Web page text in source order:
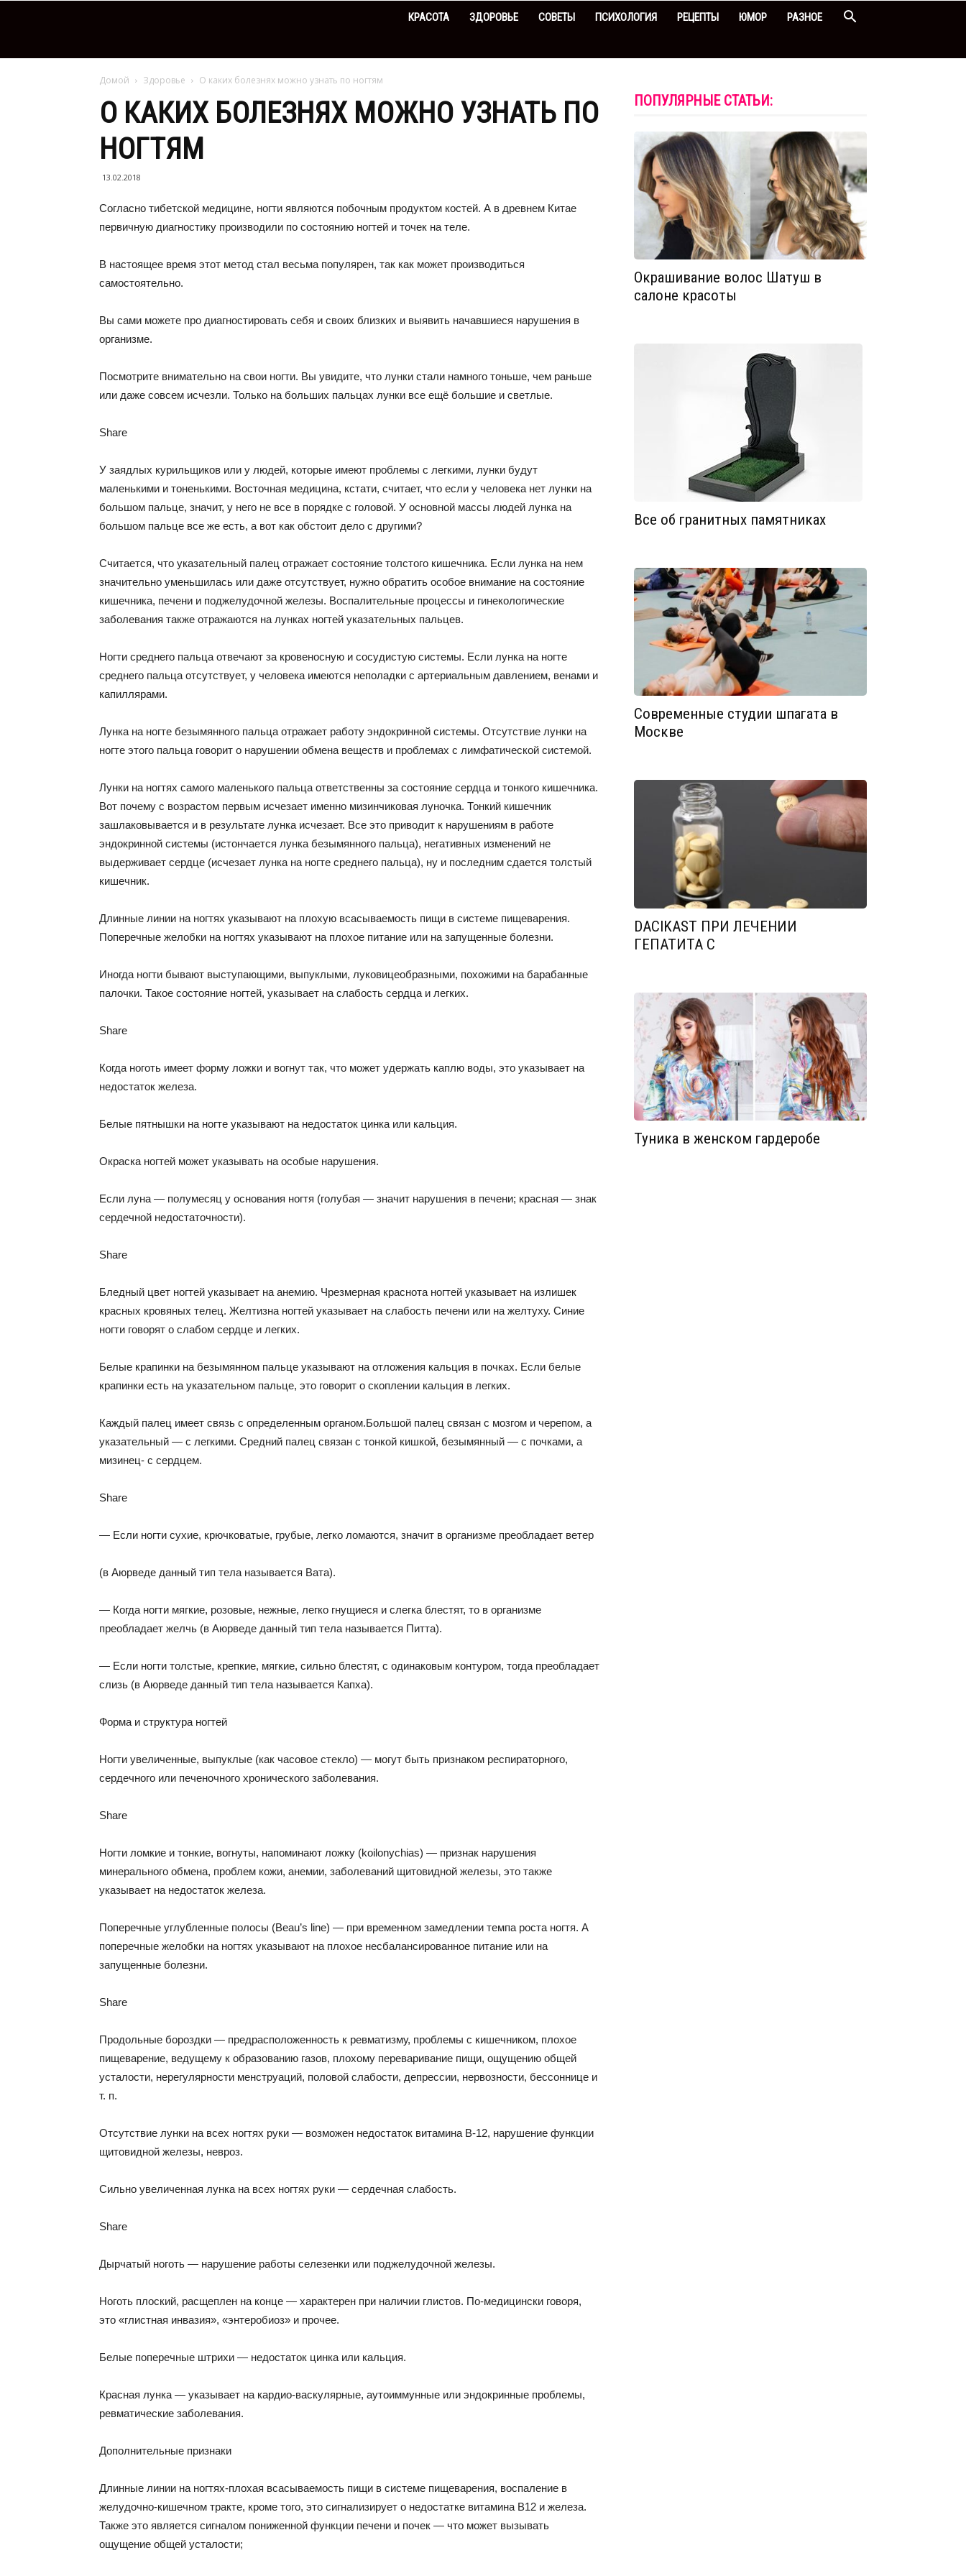
КРАСОТА ЗДОРОВЬЕ СОВЕТЫ ПСИХОЛОГИЯ РЕЦЕПТЫ ЮМОР РАЗНОЕ
Домой Здоровье О каких болезнях можно узнать по ногтям
О КАКИХ БОЛЕЗНЯХ МОЖНО УЗНАТЬ ПО
НОГТЯМ
13.02.2018
Согласно тибетской медицине, ногти являются побочным продуктом костей. А в древнем Китае
первичную диагностику производили по состоянию ногтей и точек на теле.
В настоящее время этот метод стал весьма популярен, так как может производиться
самостоятельно.
Вы сами можете про диагностировать себя и своих близких и выявить начавшиеся нарушения в
организме.
Посмотрите внимательно на свои ногти. Вы увидите, что лунки стали намного тоньше, чем раньше
или даже совсем исчезли. Только на больших пальцах лунки все ещё большие и светлые.
Share
У заядлых курильщиков или у людей, которые имеют проблемы с легкими, лунки будут
маленькими и тоненькими. Восточная медицина, кстати, считает, что если у человека нет лунки на
большом пальце, значит, у него не все в порядке с головой. У основной массы людей лунка на
большом пальце все же есть, а вот как обстоит дело с другими?
Считается, что указательный палец отражает состояние толстого кишечника. Если лунка на нем
значительно уменьшилась или даже отсутствует, нужно обратить особое внимание на состояние
кишечника, печени и поджелудочной железы. Воспалительные процессы и гинекологические
заболевания также отражаются на лунках ногтей указательных пальцев.
Ногти среднего пальца отвечают за кровеносную и сосудистую системы. Если лунка на ногте
среднего пальца отсутствует, у человека имеются неполадки с артериальным давлением, венами и
капиллярами.
Лунка на ногте безымянного пальца отражает работу эндокринной системы. Отсутствие лунки на
ногте этого пальца говорит о нарушении обмена веществ и проблемах с лимфатической системой.
Лунки на ногтях самого маленького пальца ответственны за состояние сердца и тонкого кишечника.
Вот почему с возрастом первым исчезает именно мизинчиковая луночка. Тонкий кишечник
зашлаковывается и в результате лунка исчезает. Все это приводит к нарушениям в работе
эндокринной системы (истончается лунка безымянного пальца), негативных изменений не
выдерживает сердце (исчезает лунка на ногте среднего пальца), ну и последним сдается толстый
кишечник.
Длинные линии на ногтях указывают на плохую всасываемость пищи в системе пищеварения.
Поперечные желобки на ногтях указывают на плохое питание или на запущенные болезни.
Иногда ногти бывают выступающими, выпуклыми, луковицеобразными, похожими на барабанные
палочки. Такое состояние ногтей, указывает на слабость сердца и легких.
Share
Когда ноготь имеет форму ложки и вогнут так, что может удержать каплю воды, это указывает на
недостаток железа.
Белые пятнышки на ногте указывают на недостаток цинка или кальция.
Окраска ногтей может указывать на особые нарушения.
Если луна — полумесяц у основания ногтя (голубая — значит нарушения в печени; красная — знак
сердечной недостаточности).
Share
Бледный цвет ногтей указывает на анемию. Чрезмерная краснота ногтей указывает на излишек
красных кровяных телец. Желтизна ногтей указывает на слабость печени или на желтуху. Синие
ногти говорят о слабом сердце и легких.
Белые крапинки на безымянном пальце указывают на отложения кальция в почках. Если белые
крапинки есть на указательном пальце, это говорит о скоплении кальция в легких.
Каждый палец имеет связь с определенным органом.Большой палец связан с мозгом и черепом, а
указательный — с легкими. Средний палец связан с тонкой кишкой, безымянный — с почками, а
мизинец- с сердцем.
Share
— Если ногти сухие, крючковатые, грубые, легко ломаются, значит в организме преобладает ветер
(в Аюрведе данный тип тела называется Вата).
— Когда ногти мягкие, розовые, нежные, легко гнущиеся и слегка блестят, то в организме
преобладает желчь (в Аюрведе данный тип тела называется Питта).
— Если ногти толстые, крепкие, мягкие, сильно блестят, с одинаковым контуром, тогда преобладает
слизь (в Аюрведе данный тип тела называется Капха).
Форма и структура ногтей
Ногти увеличенные, выпуклые (как часовое стекло) — могут быть признаком респираторного,
сердечного или печеночного хронического заболевания.
Share
Ногти ломкие и тонкие, вогнуты, напоминают ложку (koilonychias) — признак нарушения
минерального обмена, проблем кожи, анемии, заболеваний щитовидной железы, это также
указывает на недостаток железа.
Поперечные углубленные полосы (Beau’s line) — при временном замедлении темпа роста ногтя. А
поперечные желобки на ногтях указывают на плохое несбалансированное питание или на
запущенные болезни.
Share
Продольные бороздки — предрасположенность к ревматизму, проблемы с кишечником, плохое
пищеварение, ведущему к образованию газов, плохому переваривание пищи, ощущению общей
усталости, нерегулярности менструаций, половой слабости, депрессии, нервозности, бессоннице и
т. п.
Отсутствие лунки на всех ногтях руки — возможен недостаток витамина В-12, нарушение функции
щитовидной железы, невроз.
Сильно увеличенная лунка на всех ногтях руки — сердечная слабость.
Share
Дырчатый ноготь — нарушение работы селезенки или поджелудочной железы.
Ноготь плоский, расщеплен на конце — характерен при наличии глистов. По-медицински говоря,
это «глистная инвазия», «энтеробиоз» и прочее.
Белые поперечные штрихи — недостаток цинка или кальция.
Красная лунка — указывает на кардио-васкулярные, аутоиммунные или эндокринные проблемы,
ревматические заболевания.
Дополнительные признаки
Длинные линии на ногтях-плохая всасываемость пищи в системе пищеварения, воспаление в
желудочно-кишечном тракте, кроме того, это сигнализирует о недостатке витамина В12 и железа.
Также это является сигналом пониженной функции печени и почек — что может вызывать
ощущение общей усталости;
ПОПУЛЯРНЫЕ СТАТЬИ:
Окрашивание волос Шатуш в
салоне красоты
Все об гранитных памятниках
Современные студии шпагата в
Москве
DACIKAST ПРИ ЛЕЧЕНИИ
ГЕПАТИТА С
Туника в женском гардеробе